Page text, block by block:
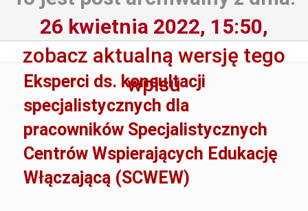
26 kwietnia 2022, 15:50,
zobacz aktualną wersję tego
wpisu
Eksperci ds. konsultacji
specjalistycznych dla
pracowników Specjalistycznych
Centrów Wspierających Edukację
Włączającą (SCWEW)